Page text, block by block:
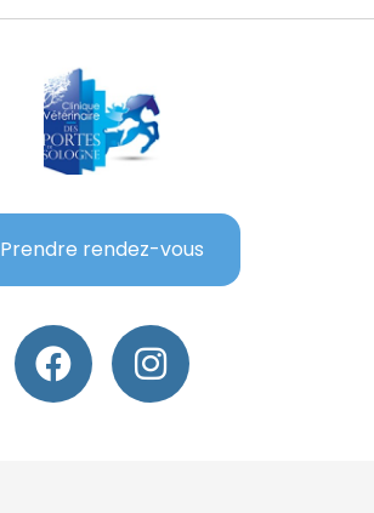
Prendre rendez-vous